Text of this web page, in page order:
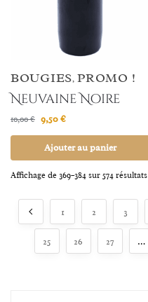
BOUGIES,PROMO !
Neuvaine Noire
10,00€ 9,50€
Ajouter au panier
Affichage de 369–384 sur 574 résultats
1 2 3
25 26 27 …